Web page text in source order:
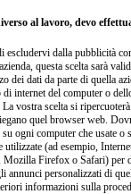
al lavoro, devo
escludervi dalla pubblicità
questa scelta sarà
dei dati da parte di quella
internet del computer o
vostra scelta si
quel browser web.
su ogni computer che usate o
utilizzate (ad esempio,
Mozilla Firefox o Safari) per
annunci personalizzati di
informazioni sulla